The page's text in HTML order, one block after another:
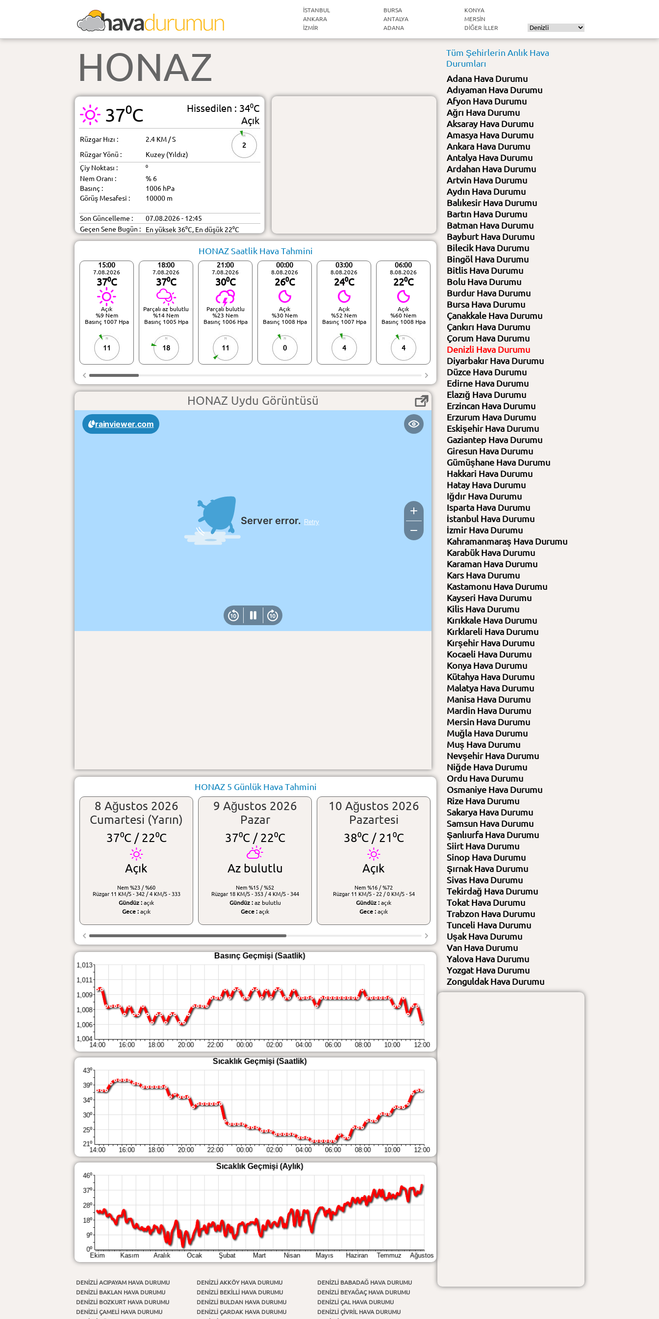
İSTANBUL
ANKARA
İZMIR
BURSA
ANTALYA
ADANA
KONYA
MERSIN
DIĞER ILLER
HONAZ
37⁰C
Hissedilen : 34⁰C
Açık
Rüzgar Hızı : 2.4 KM / S
2
Rüzgar Yönü :
Kuzey (Yıldız)
Çiy Noktası :
⁰
Nem Oranı :
% 6
Basınç :
1006 hPa
Görüş Mesafesi :
10000 m
Son Güncelleme :
07.08.2026 - 12:45
Geçen Sene Bugün :
En yüksek 36⁰C, En düşük 22⁰C
HONAZ Saatlik Hava Tahmini
15:00
7.08.2026
37⁰C
Açık
%9 Nem
Basınç 1007 Hpa
11
18:00
7.08.2026
37⁰C
Parçalı az bulutlu
%14 Nem
Basınç 1005 Hpa
18
21:00
7.08.2026
30⁰C
Parçalı bulutlu
%23 Nem
Basınç 1006 Hpa
11
00:00
8.08.2026
26⁰C
Açık
%30 Nem
Basınç 1008 Hpa
0
03:00
8.08.2026
24⁰C
Açık
%52 Nem
Basınç 1007 Hpa
4
06:00
8.08.2026
22⁰C
Açık
%60 Nem
Basınç 1008 Hpa
4
09:00
8.08.2026
28⁰C
Açık
%44 Nem
Basınç 1008 Hpa
7
12:00
8.08.2026
33⁰C
Açık
%32 Nem
7
HONAZ Uydu Görüntüsü
HONAZ 5 Günlük Hava Tahmini
8 Ağustos 2026
Cumartesi (Yarın)
37⁰C /22⁰C
Açık
Nem %23 / %60
Rüzgar 11 KM/S - 342 / 4 KM/S - 333
Gündüz : açık
Gece : açık
9 Ağustos 2026
Pazar
37⁰C /22⁰C
Az bulutlu
Nem %15 / %52
Rüzgar 18 KM/S - 353 / 4 KM/S - 344
Gündüz :az bulutlu
Gece : açık
10 Ağustos 2026
Pazartesi
38⁰C /21⁰C
Açık
Nem %16 / %72
Rüzgar 11 KM/S - 22 / 0 KM/S - 54
Gündüz : açık
Gece : açık
11 Ağustos 2026
Salı
38⁰C /22⁰C
Açık
Nem %17 / %52
Rüzgar11 KM/S - 38 / 0 KM/S - 335
Gündüz :açık
Gece :açık
DENIZLI ACIPAYAM HAVA DURUMU DENIZLI AKKÖY HAVA DURUMU
DENIZLI BABADAĞ HAVA DURUMU
DENIZLI BAKLAN HAVA DURUMU
DENIZLI BEKİLLİ HAVA DURUMU
DENIZLI BEYAĞAÇ HAVA DURUMU
DENIZLI BOZKURT HAVA DURUMU
DENIZLI BULDAN HAVA DURUMU
DENIZLI ÇAL HAVA DURUMU
DENIZLI ÇAMELİ HAVA DURUMU
DENIZLI ÇARDAK HAVA DURUMU
DENIZLI ÇİVRİL HAVA DURUMU
Tüm Şehirlerin Anlık Hava
Durumları
Adana Hava Durumu
Adıyaman Hava Durumu
Afyon Hava Durumu
Ağrı Hava Durumu
Aksaray Hava Durumu
Amasya Hava Durumu
Ankara Hava Durumu
Antalya Hava Durumu
Ardahan Hava Durumu
Artvin Hava Durumu
Aydın Hava Durumu
Balıkesir Hava Durumu
Bartın Hava Durumu
Batman Hava Durumu
Bayburt Hava Durumu
Bilecik Hava Durumu
Bingöl Hava Durumu
Bitlis Hava Durumu
Bolu Hava Durumu
Burdur Hava Durumu
Bursa Hava Durumu
Çanakkale Hava Durumu
Çankırı Hava Durumu
Çorum Hava Durumu
Denizli Hava Durumu
Diyarbakır Hava Durumu
Düzce Hava Durumu
Edirne Hava Durumu
Elazığ Hava Durumu
Erzincan Hava Durumu
Erzurum Hava Durumu
Eskişehir Hava Durumu
Gaziantep Hava Durumu
Giresun Hava Durumu
Gümüşhane Hava Durumu
Hakkari Hava Durumu
Hatay Hava Durumu
Iğdır Hava Durumu
Isparta Hava Durumu
İstanbul Hava Durumu
İzmir Hava Durumu
Kahramanmaraş Hava Durumu
Karabük Hava Durumu
Karaman Hava Durumu
Kars Hava Durumu
Kastamonu Hava Durumu
Kayseri Hava Durumu
Kilis Hava Durumu
Kırıkkale Hava Durumu
Kırklareli Hava Durumu
Kırşehir Hava Durumu
Kocaeli Hava Durumu
Konya Hava Durumu
Kütahya Hava Durumu
Malatya Hava Durumu
Manisa Hava Durumu
Mardin Hava Durumu
Mersin Hava Durumu
Muğla Hava Durumu
Muş Hava Durumu
Nevşehir Hava Durumu
Niğde Hava Durumu
Ordu Hava Durumu
Osmaniye Hava Durumu
Rize Hava Durumu
Sakarya Hava Durumu
Samsun Hava Durumu
Şanlıurfa Hava Durumu
Siirt Hava Durumu
Sinop Hava Durumu
Şırnak Hava Durumu
Sivas Hava Durumu
Tekirdağ Hava Durumu
Tokat Hava Durumu
Trabzon Hava Durumu
Tunceli Hava Durumu
Uşak Hava Durumu
Van Hava Durumu
Yalova Hava Durumu
Yozgat Hava Durumu
Zonguldak Hava Durumu